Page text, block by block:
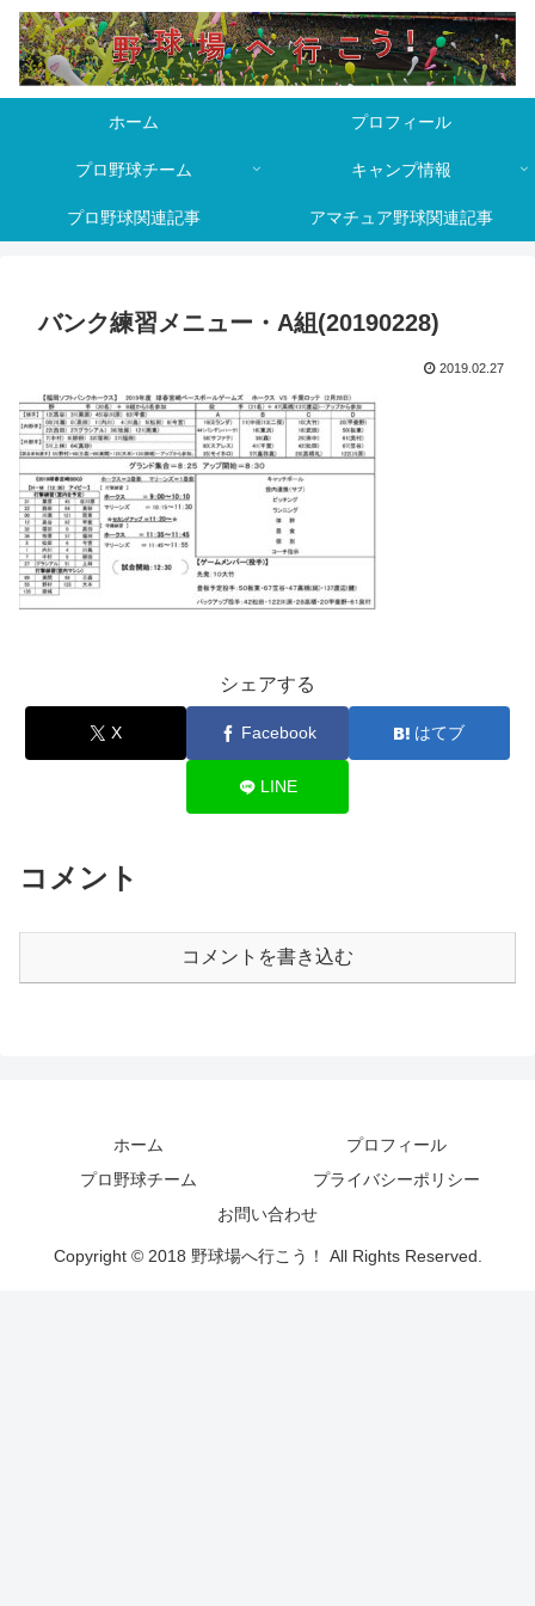
ホーム プロフィール
プロ野球チーム キャンプ情報
プロ野球関連記事 アマチュア野球関連記事
バンク練習メニュー・A組(20190228)
2019.02.27
シェアする
X Facebook はてブ
LINE
コメント
コメントを書き込む
ホーム
プロフィール
プロ野球チーム
プライバシーポリシー
お問い合わせ
Copyright © 2018 野球場へ行こう！ All Rights Reserved.